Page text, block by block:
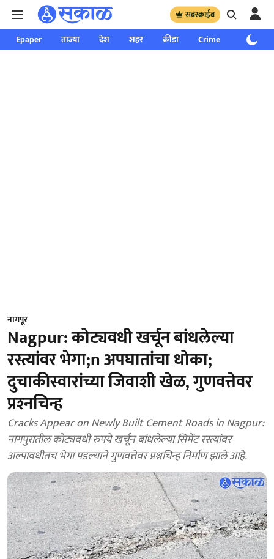
सबस्क्राईब
Epaper ताज्या देश शहर क्रीडा Crime साप्ताहिक
नागपूर
Nagpur: कोट्यवधी खर्चून बांधलेल्या
रस्त्यांवर भेगा;n अपघातांचा धोका;
दुचाकीस्वारांच्या जिवाशी खेळ, गुणवत्तेवर
प्रश्‍नचिन्ह
Cracks Appear on Newly Built Cement Roads in Nagpur:
नागपुरातील कोट्यवधी रुपये खर्चून बांधलेल्या सिमेंट रस्त्यांवर
अल्पावधीतच भेगा पडल्याने गुणवत्तेवर प्रश्नचिन्ह निर्माण झाले आहे.